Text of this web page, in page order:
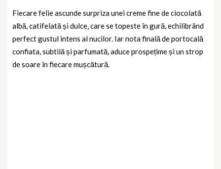
Fiecare felie ascunde surpriza uneicreme fine de ciocolată
albă, catifelată și dulce, care se topeste în gură, echilibrând
perfect gustul intens al nucilor. Iar nota finală deportocală
confiata, subtilă și parfumată, aduce prospețime și un strop
de soare în fiecare mușcătură.